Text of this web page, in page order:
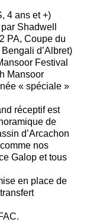
4 ans et +)
Shadwell
PA, Coupe du
d’Albret)
Festival
Mansoor
« spéciale »
réceptif est
de
d’Arcachon
nos
Galop et tous
en place de